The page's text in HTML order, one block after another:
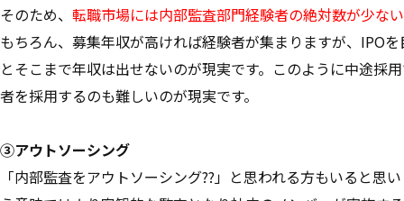
そのため、 転職市場には内部監査部門経験者の絶対数が少ない
もちろん、募集年収が高ければ経験者が集まりますが、IPO
とそこまで年収は出せないのが現実です。このように中途採
者を採用するのも難しいのが現実です。
③アウトソーシング
「内部監査をアウトソーシング??」と思われる方もいると思